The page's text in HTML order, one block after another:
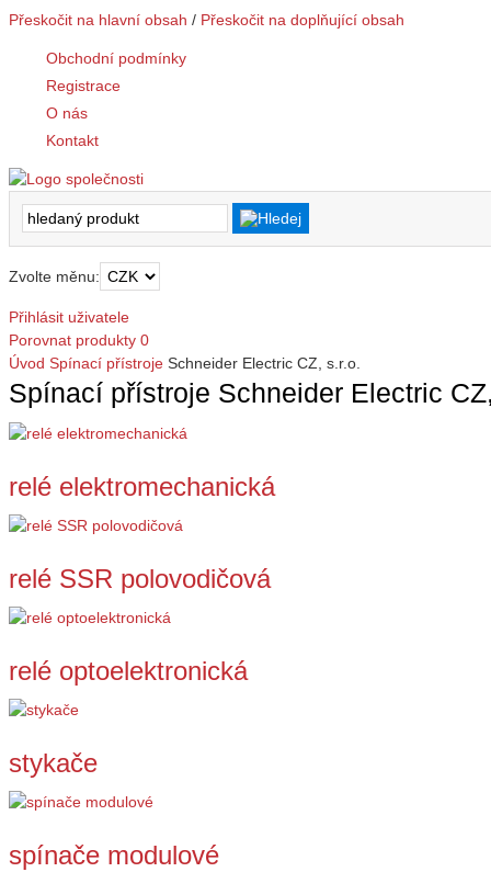
Přeskočit na hlavní obsah / Přeskočit na doplňující obsah
Obchodní podmínky
Registrace
O nás
Kontakt
Zvolte měnu:
Přihlásit uživatele
Porovnat produkty 0
Úvod Spínací přístroje Schneider Electric CZ, s.r.o.
Spínací přístroje Schneider Electric
relé elektromechanická
relé SSR polovodičová
relé optoelektronická
stykače
spínače modulové